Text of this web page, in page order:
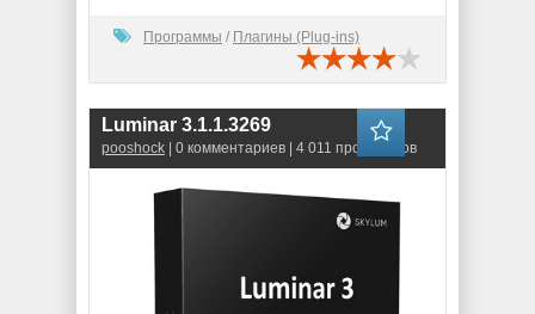
Программы / Плагины (Plug-ins)
Luminar 3.1.1.3269
pooshock | 0 комментариев | 4 011 просмотров